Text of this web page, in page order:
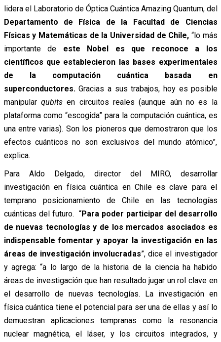
lidera el Laboratorio de Óptica Cuántica Amazing Quantum, del
Departamento de Física de la Facultad de Ciencias
Físicas y Matemáticas de la Universidad de Chile, “lo más
importante de este Nobel es que reconoce a los
científicos que establecieron las bases experimentales
de la computación cuántica basada en
superconductores.Gracias a sus trabajos, hoy es posible
manipular qubitsen circuitos reales (aunque aún no es la
plataforma como “escogida” para la computación cuántica, es
una entre varias). Son los pioneros que demostraron que los
efectos cuánticos no son exclusivos del mundo atómico”,
explica.
Para Aldo Delgado, director del MIRO, desarrollar
investigación en física cuántica en Chile es clave para el
temprano posicionamiento de Chile en las tecnologías
cuánticas del futuro. “Para poder participar del desarrollo
de nuevas tecnologías y de los mercados asociados es
indispensable fomentar y apoyar la investigación en las
áreas de investigación involucradas”, dice el investigador
y agrega: “a lo largo de la historia de la ciencia ha habido
áreas de investigación que han resultado jugar un rol clave en
el desarrollo de nuevas tecnologías. La investigación en
física cuántica tiene el potencial para ser una de ellas y así lo
demuestran aplicaciones tempranas como la resonancia
nuclear magnética, el láser, y los circuitos integrados, y